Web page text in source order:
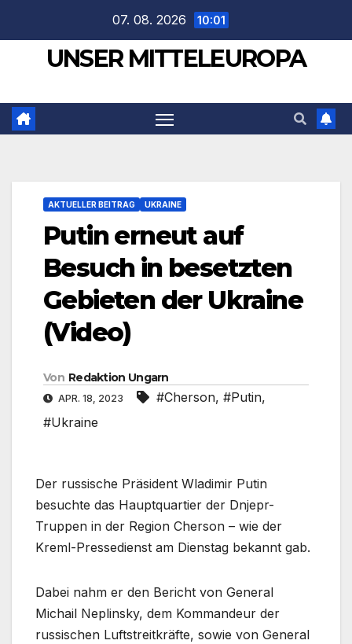
springen
07. 08. 2026 10:01
UNSER MITTELEUROPA
AKTUELLER BEITRAG UKRAINE
Putin erneut auf
Besuch in besetzten
Gebieten der Ukraine
(Video)
Von Redaktion Ungarn
APR. 18, 2023 #Cherson, #Putin,
#Ukraine
Der russische Präsident Wladimir Putin
besuchte das Hauptquartier der Dnjepr-
Truppen in der Region Cherson – wie der
Kreml-Pressedienst am Dienstag bekannt gab.
Dabei nahm er den Bericht von General
Michail Neplinsky, dem Kommandeur der
russischen Luftstreitkräfte, sowie von General